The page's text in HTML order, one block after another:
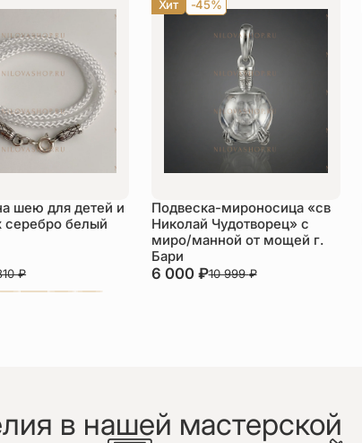
шею для детей и
серебро белый
₽
Хит -45%
Подвеска-мироносица «св
Николай Чудотворец» с
миро/манной от мощей г.
Бари
6 000 ₽10 999₽
в нашей мастерской